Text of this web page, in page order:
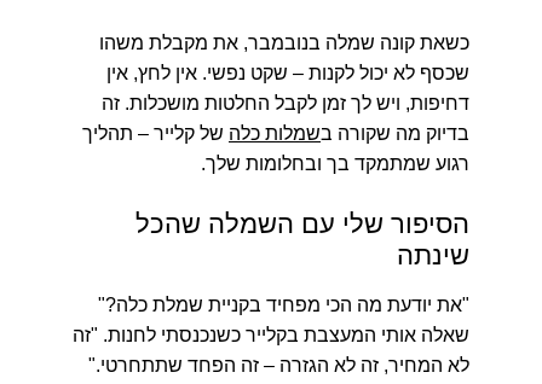
כשאת קונה שמלה בנובמבר, את מקבלת משהו
שכסף לא יכול לקנות – שקט נפשי. אין לחץ, אין
דחיפות, ויש לך זמן לקבל החלטות מושכלות. זה
בדיוק מה שקורה בשמלות כלה של קלייר – תהליך
רגוע שמתמקד בך ובחלומות שלך.
הסיפור שלי עם השמלה שהכל
שינתה
"את יודעת מה הכי מפחיד בקניית שמלת כלה?"
שאלה אותי המעצבת בקלייר כשנכנסתי לחנות. "זה
לא המחיר, זה לא הגזרה – זה הפחד שתתחרטי."